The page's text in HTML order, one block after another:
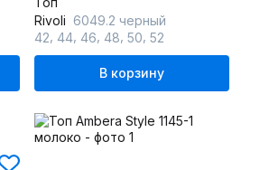
Rivoli 6049.2 черный
42 44 46 48 50 52
В корзину